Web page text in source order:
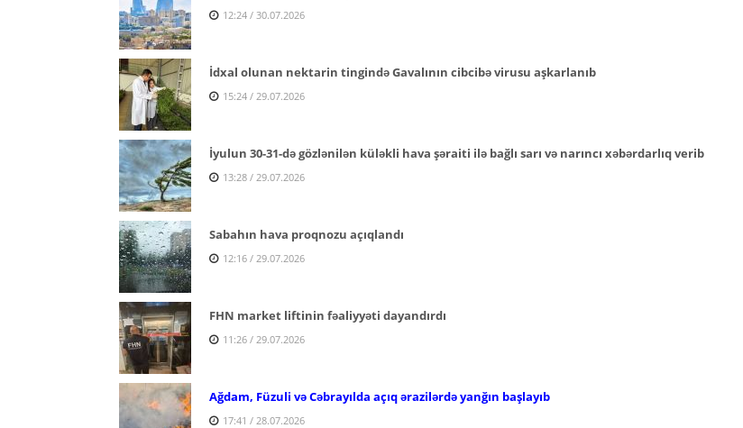
12:24 / 30.07.2026
İdxal olunan nektarin tingində Gavalının cibcibə virusu aşkarlanıb
15:24 / 29.07.2026
İyulun 30-31-də gözlənilən küləkli hava şəraiti ilə bağlı sarı və narıncı xəbərdarlıq verib
13:28 / 29.07.2026
Sabahın hava proqnozu açıqlandı
12:16 / 29.07.2026
FHN market liftinin fəaliyyəti dayandırdı
11:26 / 29.07.2026
Ağdam, Füzuli və Cəbrayılda açıq ərazilərdə yanğın başlayıb
17:41 / 28.07.2026